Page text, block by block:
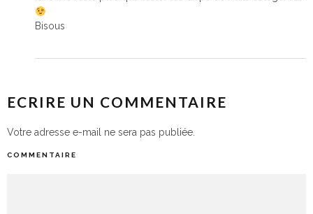
Bisous
ECRIRE UN COMMENTAIRE
Votre adresse e-mail ne sera pas publiée.
COMMENTAIRE